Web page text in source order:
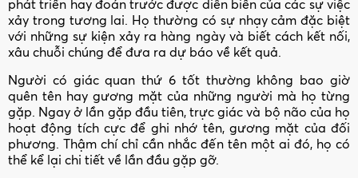
phát triển hay đoán trước được diễn biến của các sự việc
xảy trong tương lai. Họ thường có sự nhạy cảm đặc biệt
với những sự kiện xảy ra hàng ngày và biết cách kết nối,
xâu chuỗi chúng để đưa ra dự báo về kết quả.
Người có giác quan thứ 6 tốt thường không bao giờ
quên tên hay gương mặt của những người mà họ từng
gặp. Ngay ở lần gặp đầu tiên, trực giác và bộ não của họ
hoạt động tích cực để ghi nhớ tên, gương mặt của đối
phương. Thậm chí chỉ cần nhắc đến tên một ai đó, họ có
thể kể lại chi tiết về lần đầu gặp gỡ.